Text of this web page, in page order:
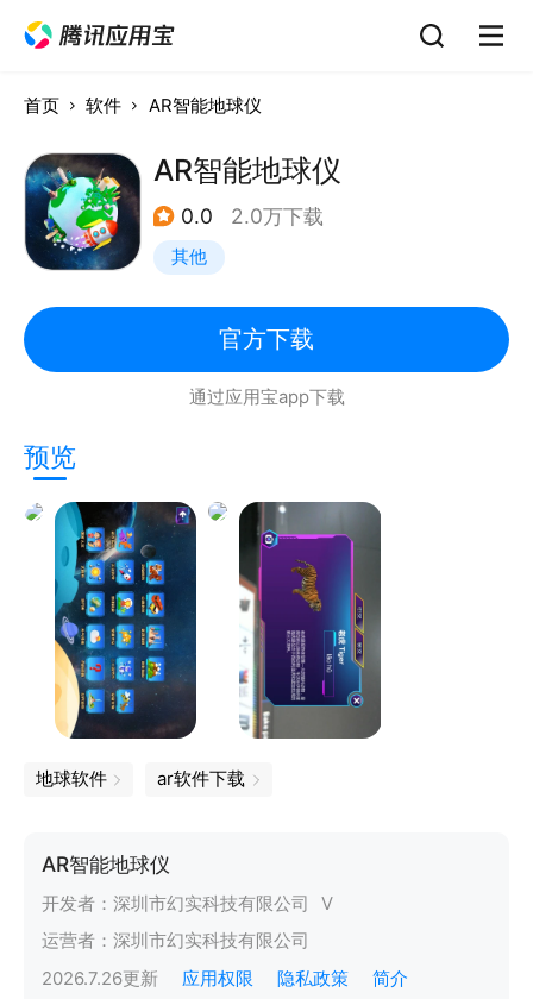
首页 软件 AR智能地球仪
AR智能地球仪
0.0 2.0万下载
其他
官方下载
通过应用宝app下载
预览
地球软件 ar软件下载
AR智能地球仪
开发者： 深圳市幻实科技有限公司
V
运营者： 深圳市幻实科技有限公司
2026.7.26更新 应用权限 隐私政策 简介